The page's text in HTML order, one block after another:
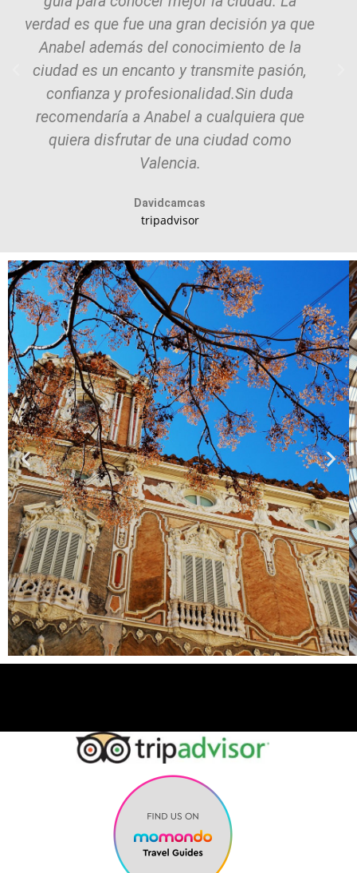
verdad es que fue una gran decisión ya que
Anabel además del conocimiento de la
ciudad es un encanto y transmite pasión,
confianza y profesionalidad.Sin duda
recomendaría a Anabel a cualquiera que
quiera disfrutar de una ciudad como
Valencia.
Davidcamcas
tripadvisor